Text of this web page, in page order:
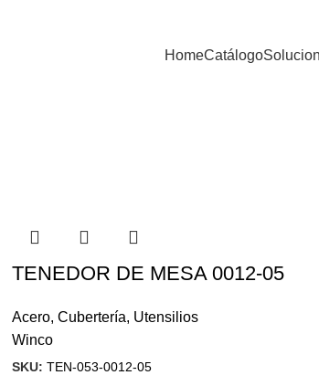
HomeCatálogo
TENEDOR DE MESA 0012-05
Acero, Cubertería, Utensilios
Winco
SKU: TEN-053-0012-05